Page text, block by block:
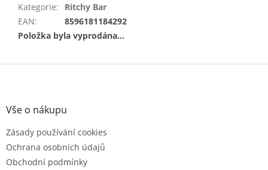
Kategorie:
Ritchy Bar
EAN:
8596181184292
Položka byla vyprodána…
Z
Vše o nákupu
Zásady používání cookies
Ochrana osobních údajů
Obchodní podmínky